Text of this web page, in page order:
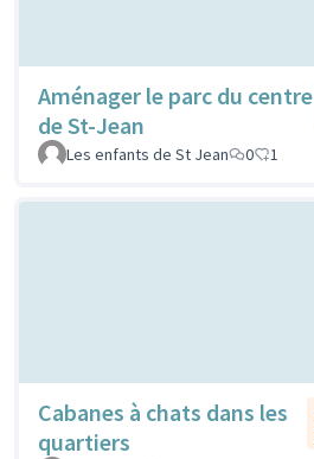
Aménager le parc du centre
de St-Jean
Les enfants de St Jean
0 1
Cabanes à chats dans les
quartiers